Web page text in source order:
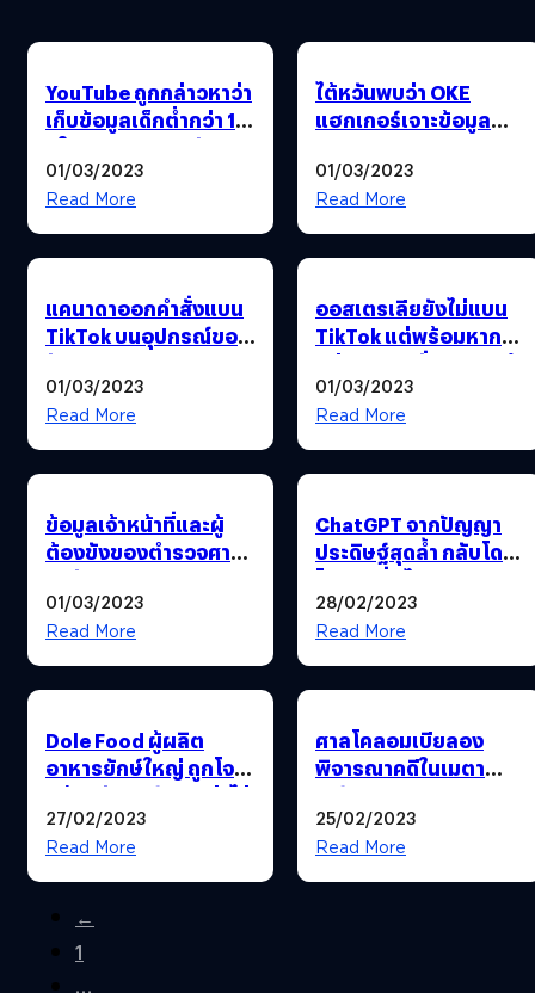
YouTube ถูกกล่าวหาว่า
เก็บข้อมูลเด็กต่ำกว่า 13
ปีในสหราชอาณาจักร
01/03/2023
Read More
ไต้หวันพบว่า OKE
แฮกเกอร์เจาะข้อมูล
01/03/2023
Read More
แคนาดาออกคำสั่งแบน
TikTok บนอุปกรณ์ของ
รัฐบาล
01/03/2023
Read More
ออสเตรเลียยังไม่แบน
TikTok แต่พร้อมหาก
หน่วยความมั่นคงแนะนำ
01/03/2023
Read More
ข้อมูลเจ้าหน้าที่และผู้
ต้องขังของตำรวจศาล
สหรัฐฯ ถูกแฮก
01/03/2023
Read More
ChatGPT จากปัญญา
ประดิษฐ์สุดล้ำ กลับโดน
โจรเอาชื่อไปหากินแฝง
มัลแวร์
28/02/2023
Read More
Dole Food ผู้ผลิต
อาหารยักษ์ใหญ่ ถูกโจม
ตีด้วยมัลแวร์เรียกค่าไถ่
จนต้องปิดระบบใน
อเมริกาเหนือ
27/02/2023
Read More
ศาลโคลอมเบียลอง
พิจารณาคดีในเมตา
เวิร์ส
25/02/2023
Read More
←
1
…